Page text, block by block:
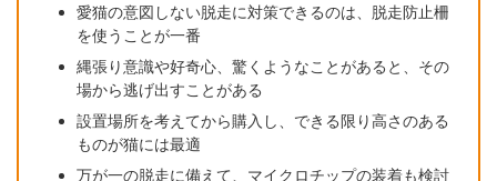
愛猫の意図しない脱走に対策できるのは、脱走防止柵
を使うことが一番
縄張り意識や好奇心、驚くようなことがあると、その
場から逃げ出すことがある
設置場所を考えてから購入し、できる限り高さのある
ものが猫には最適
万が一の脱走に備えて、マイクロチップの装着も検討